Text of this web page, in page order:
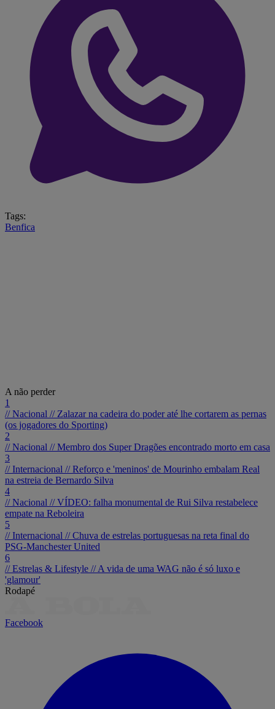
Tags:
Benfica
A não perder
1
// Nacional // Zalazar na cadeira do poder até lhe cortarem as pernas
(os jogadores do Sporting)
2
// Nacional //Membro dos Super Dragões encontrado morto em casa
3
// Internacional //Reforço e 'meninos' de Mourinho embalam Real
na estreia de Bernardo Silva
4
// Nacional //VÍDEO: falha monumental de Rui Silva restabelece
empate na Reboleira
5
// Internacional //Chuva de estrelas portuguesas na reta final do
PSG-Manchester United
6
// Estrelas & Lifestyle //A vida de uma WAG não é só luxo e
'glamour'
Rodapé
Facebook